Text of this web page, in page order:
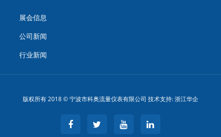
展会信息
公司新闻
行业新闻
版权所有 2018 © 宁波市科奥流量仪表有限公司 技术支持:浙江华企